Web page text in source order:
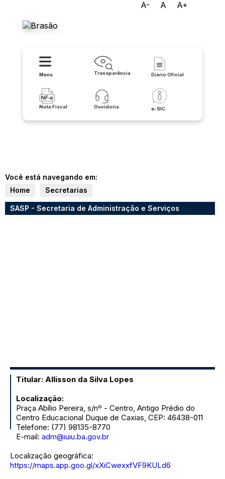
A- A A+
Menu Transparência Diário Oficial
Nota Fiscal Ouvidoria e-SIC
Você está navegando em:
Home
Secretarias
SASP - Secretaria de Administração e Serviços
Titular: Allisson da Silva Lopes
Localização:
Praça Abílio Pereira, s/nº - Centro, Antigo Prédio do
Centro Educacional Duque de Caxias, CEP: 46438-011
Telefone: (77) 98135-8770
E-mail: adm@iuiu.ba.gov.br
Localização geográfica:
https://maps.app.goo.gl/xXiCwexxfVF9KULd6